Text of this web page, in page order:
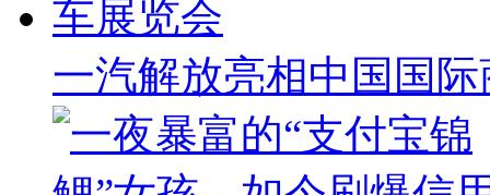
一汽解放亮相中国国